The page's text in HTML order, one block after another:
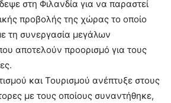
στη Φιλανδία για να παραστεί
προβολής της χώρας το οποίο
τη συνεργασία μεγάλων
αποτελούν προορισμό για τους
και Τουρισμού ανέπτυξε στους
με τους οποίους συναντήθηκε,